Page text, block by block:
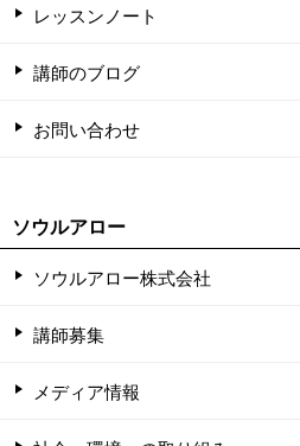
レッスンノート
講師のブログ
お問い合わせ
ソウルアロー
ソウルアロー株式会社
講師募集
メディア情報